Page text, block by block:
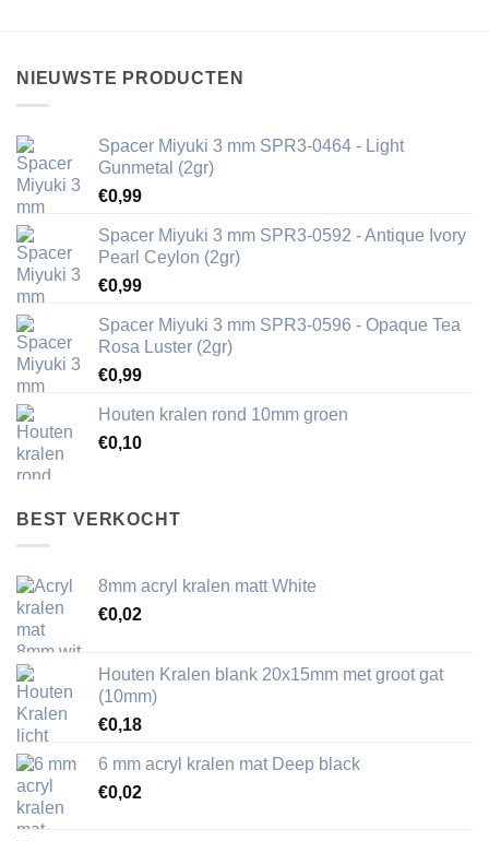
NIEUWSTE PRODUCTEN
Spacer Miyuki 3 mm SPR3-0464 - Light
Gunmetal (2gr)
€0,99
Spacer Miyuki 3 mm SPR3-0592 - Antique Ivory
Pearl Ceylon (2gr)
€0,99
Spacer Miyuki 3 mm SPR3-0596 - Opaque Tea
Rosa Luster (2gr)
€0,99
Houten kralen rond 10mm groen
€0,10
BEST VERKOCHT
8mm acryl kralen matt White
€0,02
Houten Kralen blank 20x15mm met groot gat
(10mm)
€0,18
6 mm acryl kralen mat Deep black
€0,02